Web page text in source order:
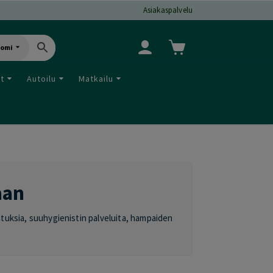
Asiakaspalvelu
Autoilu Matkailu
suuhygienistin palveluita, hampaiden